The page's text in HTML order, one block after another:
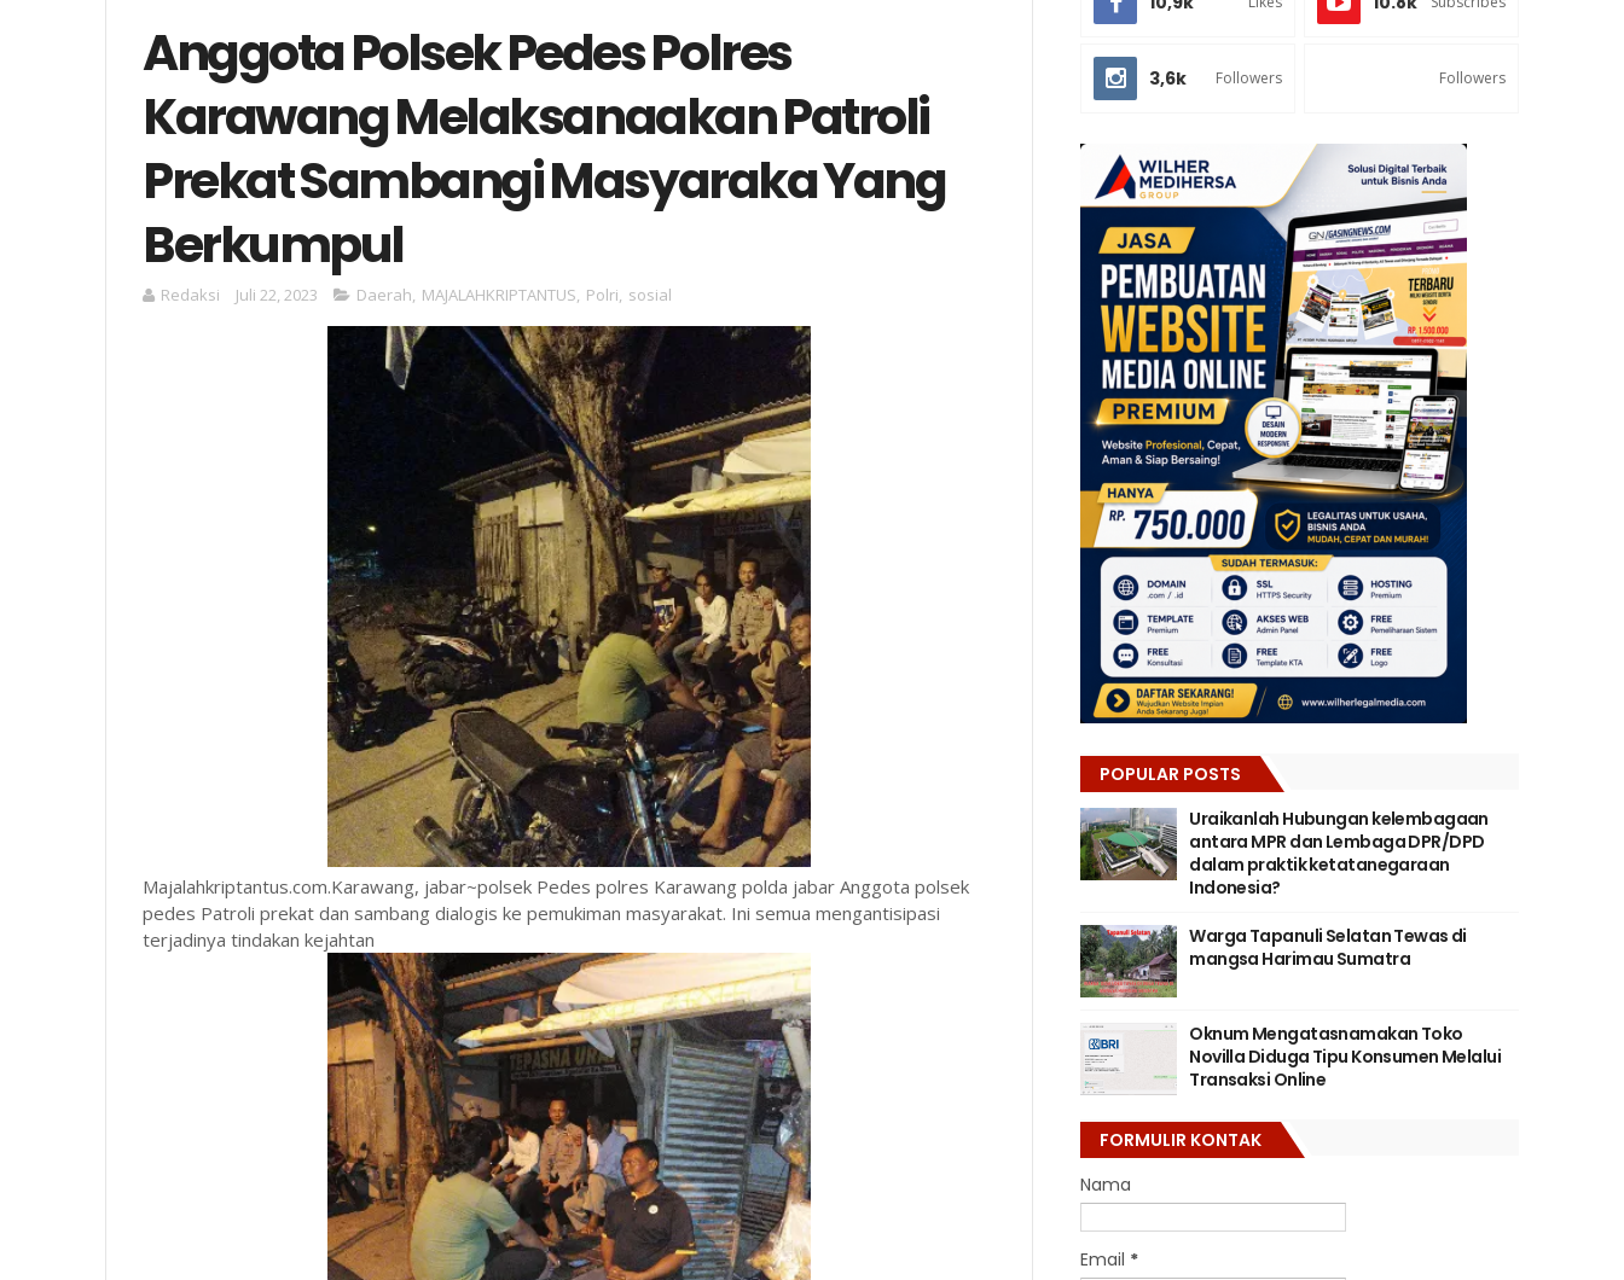
Anggota Polsek Pedes Polres
Karawang Melaksanaakan Patroli
Prekat Sambangi Masyaraka Yang
Berkumpul
Redaksi Juli 22, 2023 Daerah, MAJALAHKRIPTANTUS, Polri, sosial
Majalahkriptantus.com.Karawang, jabar~polsek Pedes polres Karawang polda jabar Anggota polsek
pedes Patroli prekat dan sambang dialogis ke pemukiman masyarakat. Ini semua mengantisipasi
terjadinya tindakan kejahtan
3,6k Followers Followers
POPULAR POSTS
Uraikanlah Hubungan kelembagaan
antara MPR dan Lembaga DPR/DPD
dalam praktik ketatanegaraan
Indonesia?
Warga Tapanuli Selatan Tewas di
mangsa Harimau Sumatra
Oknum Mengatasnamakan Toko
Novilla Diduga Tipu Konsumen Melalui
Transaksi Online
FORMULIR KONTAK
Nama
Email *